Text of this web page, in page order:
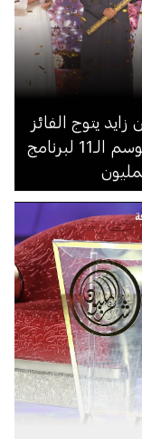
زايد يتوج الفائز
في الموسم الـ11 لبرنامج